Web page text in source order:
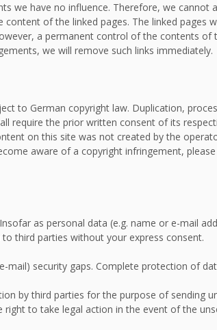
we have no influence. Therefore, we cannot
of the linked pages. The linked pages
a permanent control of the contents of
we will remove such links immediately.
to German copyright law. Duplication,
require the prior written consent of its
on this site was not created by the
aware of a copyright infringement,
as personal data (e.g. name or e-mail
third parties without your express consent.
security gaps. Complete protection of
by third parties for the purpose of sending
to take legal action in the event of the